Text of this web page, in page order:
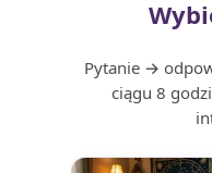
Pytanie →
ciągu 8